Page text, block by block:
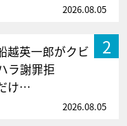
2026.08.05
2
越英一郎がクビ
ラ謝罪拒
け…
2026.08.05